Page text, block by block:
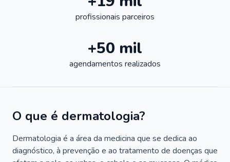
profissionais parceiros
+50 mil
agendamentos realizados
O que é dermatologia?
Dermatologia é a área da medicina que se dedica ao
diagnóstico, à prevenção e ao tratamento de doenças que